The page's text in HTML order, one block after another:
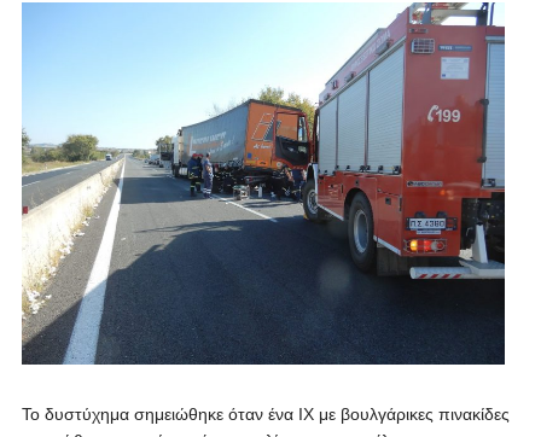
Το δυστύχημα σημειώθηκε όταν ένα ΙΧ με βουλγάρικες πινακίδες